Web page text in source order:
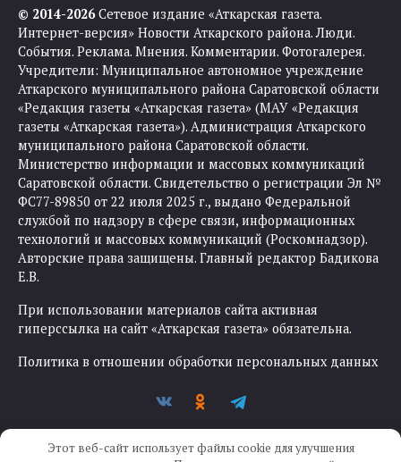
© 2014-2026Сетевое издание «Аткарская газета.
Интернет-версия» Новости Аткарского района. Люди.
События. Реклама. Мнения. Комментарии. Фотогалерея.
Учредители: Муниципальное автономное учреждение
Аткарского муниципального района Саратовской области
«Редакция газеты «Аткарская газета» (МАУ «Редакция
газеты «Аткарская газета»). Администрация Аткарского
муниципального района Саратовской области.
Министерство информации и массовых коммуникаций
Саратовской области. Свидетельство о регистрации Эл №
ФС77-89850 от 22 июля 2025 г., выдано Федеральной
службой по надзору в сфере связи, информационных
технологий и массовых коммуникаций (Роскомнадзор).
Авторские права защищены. Главный редактор Бадикова
Е.В.
При использовании материалов сайта активная
гиперссылка на сайт «Аткарская газета» обязательна.
Политика в отношении обработки персональных данных
Этот веб-сайт использует файлы cookie для улучшения